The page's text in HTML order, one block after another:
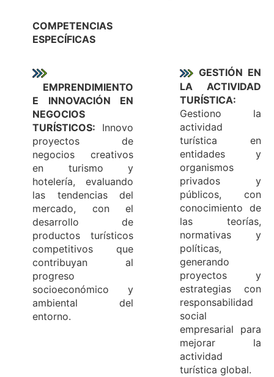
COMPETENCIAS
ESPECÍFICAS
EMPRENDIMIENTO
E INNOVACIÓN EN
NEGOCIOS
TURÍSTICOS: Innovo
proyectos de
negocios creativos
en turismo y
hotelería, evaluando
las tendencias del
mercado, con el
desarrollo de
productos turísticos
competitivos que
contribuyan al
progreso
socioeconómico y
ambiental del
entorno.
GESTIÓN EN
LA ACTIVIDAD
TURÍSTICA:
Gestiono la
actividad
turística en
entidades y
organismos
privados y
públicos, con
conocimiento de
las teorías,
normativas y
políticas,
generando
proyectos y
estrategias con
responsabilidad
social
empresarial para
mejorar la
actividad
turística global.